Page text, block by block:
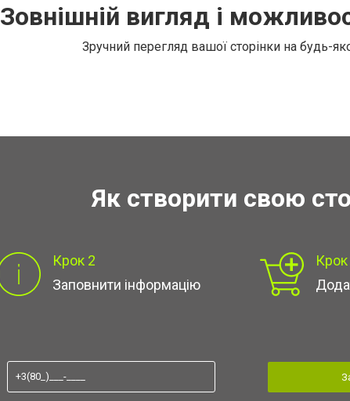
Зовнішній вигляд і
Зручний перегляд вашої сторінки на будь-
Як створити свою
Крок 2
Заповнити інформацію
Крок